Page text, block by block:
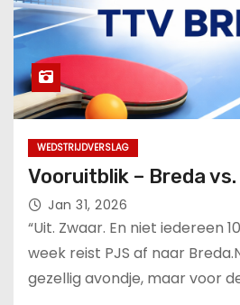
WEDSTRIJDVERSLAG
Vooruitblik – Breda
Jan 31, 2026
“Uit. Zwaar. En niet iedereen
week reist PJS af naar
gezellig avondje, maar voor